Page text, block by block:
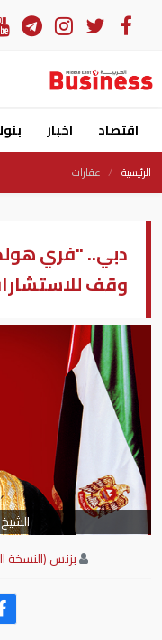
اقتصاد اخبار
الرئيسية عقارات
دبي.. "فري
وقف
بزنس (النسخة